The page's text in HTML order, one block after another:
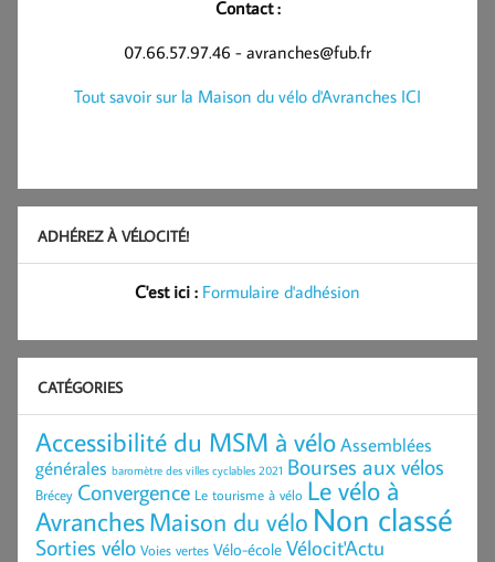
Contact :
07.66.57.97.46 - avranches@fub.fr
Tout savoir sur la Maison du vélo d'Avranches ICI
ADHÉREZ À VÉLOCITÉ!
C'est ici : Formulaire d'adhésion
CATÉGORIES
Accessibilité du MSM à véloAssemblées
générales baromètre des villes cyclables 2021 Bourses aux vélos
Brécey Convergence Le tourisme à vélo Le vélo à
AvranchesMaison du vélo Non classé
Sorties vélo Voies vertes Vélo-école Vélocit'Actu